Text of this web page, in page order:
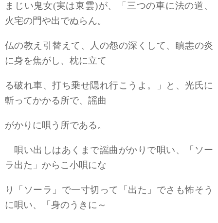
まじい鬼女(実は東雲)が、「三つの車に法の道、
火宅の門や出でぬらん。
仏の教え引替えて、人の怨の深くして、瞋恚の炎
に身を焦がし、枕に立て
る破れ車、打ち乗せ隠れ行こうよ。」と、光氏に
斬ってかかる所で、謡曲
がかりに唄う所である。
唄い出しはあくまで謡曲がかりで唄い、「ソー
ラ出た」からこ小唄にな
り「ソーラ」で一寸切って「出た」でさも怖そう
に唄い、「身のうきに～